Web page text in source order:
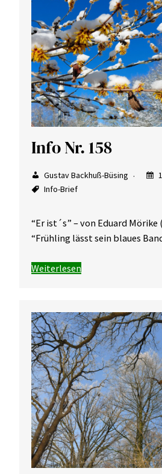
Info Nr. 158
Gustav Backhuß-Büsing
Info-Brief
“Er ist´s” – von Eduard Mörike
“Frühling lässt sein blaues
Weiterlesen